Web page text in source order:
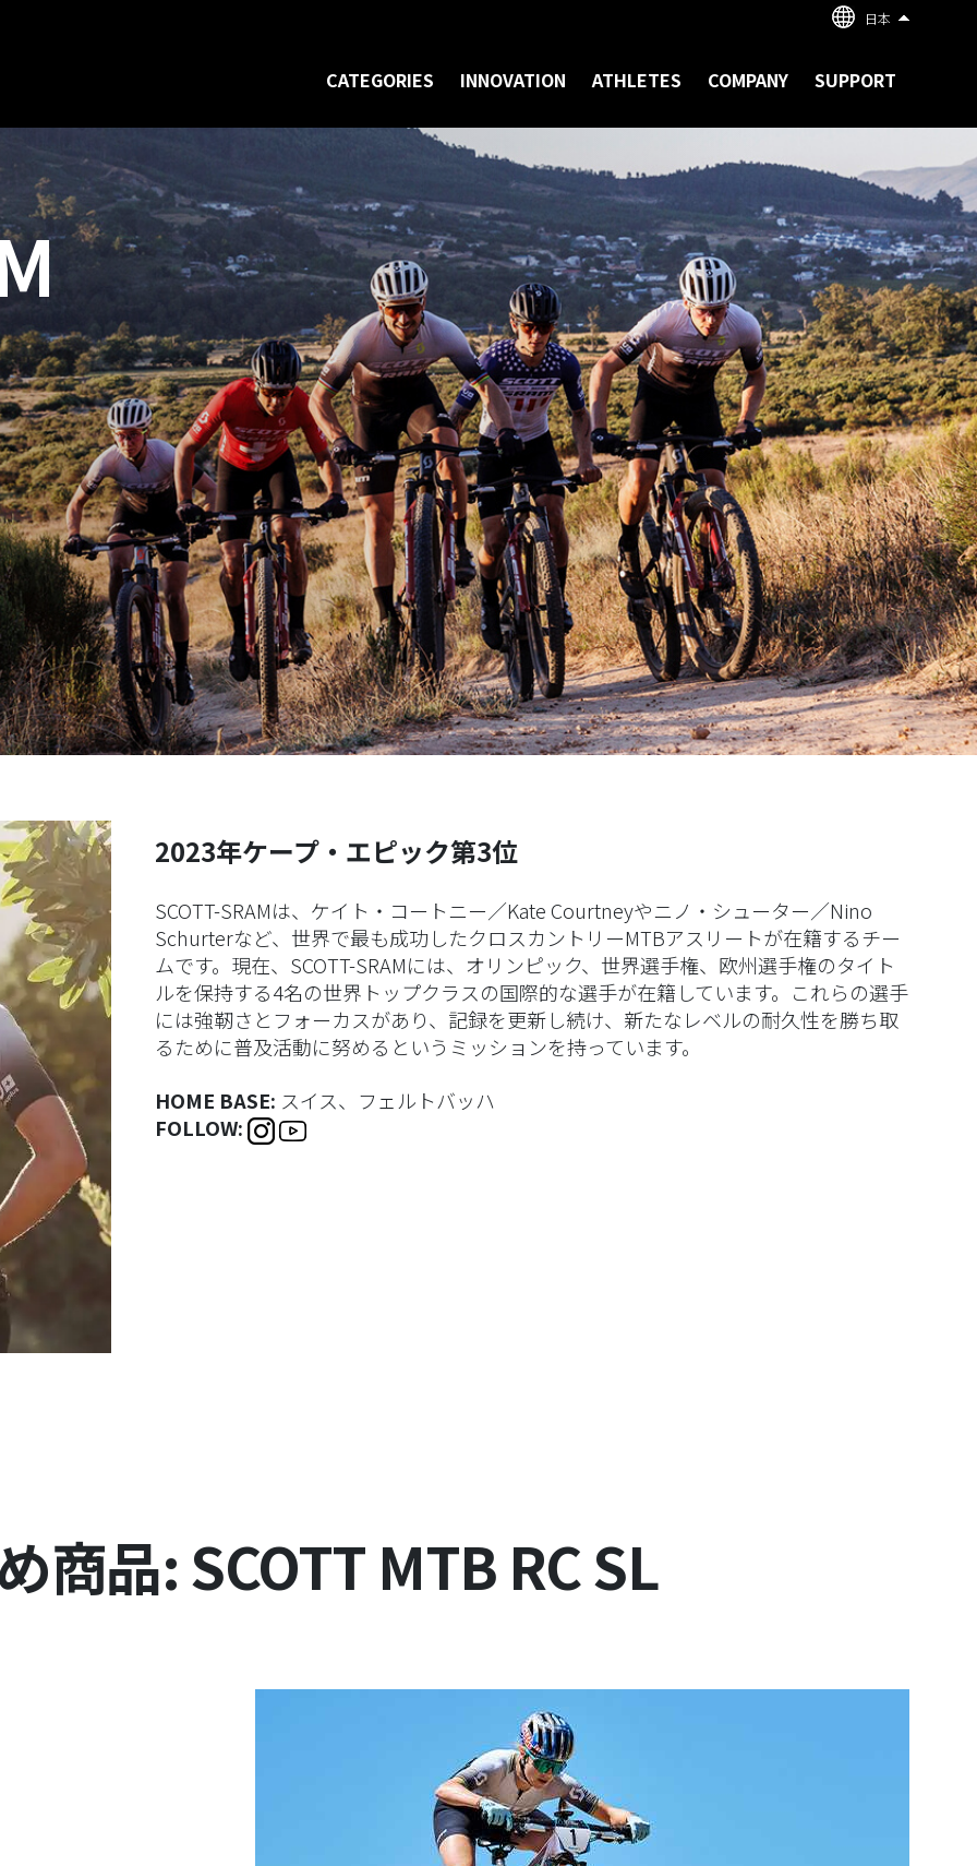
日本
CATEGORIES INNOVATION ATHLETES COMPANY SUPPORT
2023年ケープ・エピック第3位
SCOTT-SRAMは、ケイト・コートニー／Kate Courtneyやニノ・シューター／Nino
Schurterなど、世界で最も成功したクロスカントリーMTBアスリートが在籍するチー
ムです。現在、SCOTT-SRAMには、オリンピック、世界選手権、欧州選手権のタイト
ルを保持する4名の世界トップクラスの国際的な選手が在籍しています。これらの選手
には強靭さとフォーカスがあり、記録を更新し続け、新たなレベルの耐久性を勝ち取
るために普及活動に努めるというミッションを持っています。
HOME BASE: スイス、フェルトバッハ
FOLLOW:
商品: SCOTT MTB RC SL